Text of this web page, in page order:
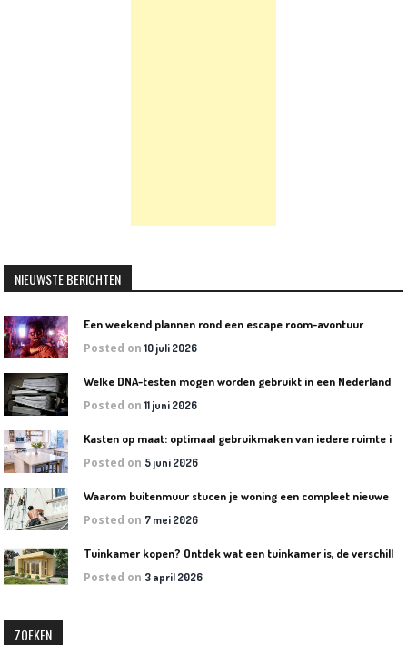
NIEUWSTE BERICHTEN
Een weekend plannen rond een escape room-avontuur
Posted on10 juli 2026
Posted on11 juni 2026
Posted on 5 juni 2026
Posted on 7 mei 2026
Posted on 3 april 2026
ZOEKEN